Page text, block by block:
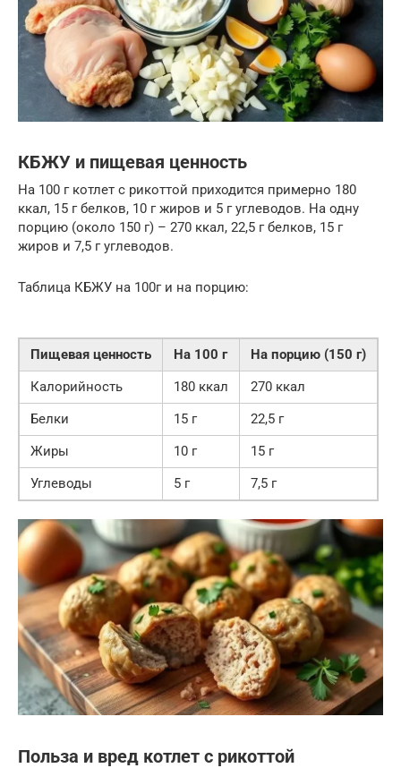
КБЖУ и пищевая ценность
На 100 г котлет с рикоттой приходится примерно 180
ккал, 15 г белков, 10 г жиров и 5 г углеводов. На одну
порцию (около 150 г) – 270 ккал, 22,5 г белков, 15 г
жиров и 7,5 г углеводов.
Таблица КБЖУ на 100г и на порцию:
Пищевая ценность На 100 г
На порцию (150 г)
Калорийность
180 ккал
270 ккал
Белки
15 г
22,5 г
Жиры
10 г
15 г
Углеводы
5 г 7,5 г
Польза и вред котлет с рикоттой